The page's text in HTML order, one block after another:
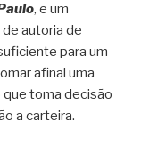
, e um
autoria de
para um
afinal uma
que toma decisão
a carteira.